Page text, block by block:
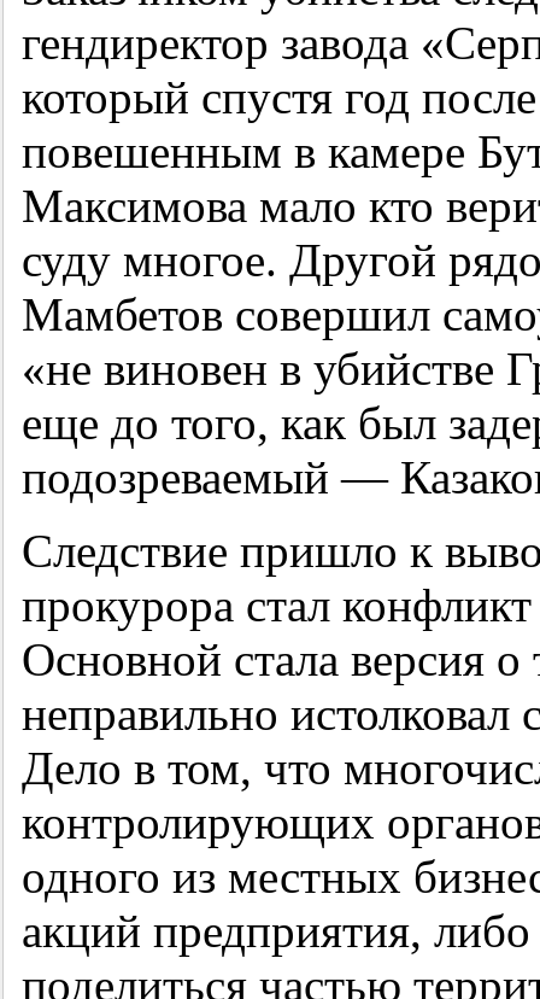
гендиректор завода
который спустя год
повешенным в камере
Максимова мало кто
суду многое. Другой
Мамбетов совершил
«не виновен в убийстве
еще до того, как был
подозреваемый —
Следствие пришло к
прокурора стал
Основной стала версия
неправильно истолковал
Дело в том, что
контролирующих
одного из местных
акций предприятия,
поделиться частью